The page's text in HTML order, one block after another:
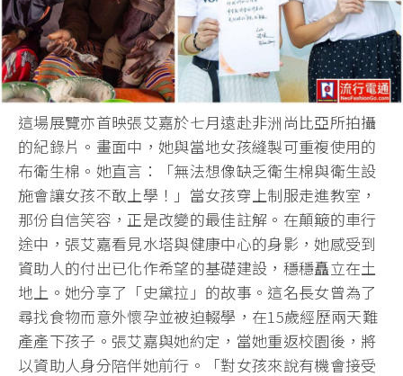
這場展覽亦首映張艾嘉於七月遠赴非洲尚比亞所拍攝
的紀錄片。畫面中，她與當地女孩縫製可重複使用的
布衛生棉。她直言：「無法想像缺乏衛生棉與衛生設
施會讓女孩不敢上學！」當女孩穿上制服走進教室，
那份自信笑容，正是改變的最佳註解。在顛簸的車行
途中，張艾嘉看見水塔與健康中心的身影，她感受到
資助人的付出已化作希望的基礎建設，穩穩矗立在土
地上。她分享了「史黛拉」的故事。這名長女曾為了
尋找食物而意外懷孕並被迫輟學，在15歲經歷兩天難
產產下孩子。張艾嘉與她約定，當她重返校園後，將
以資助人身分陪伴她前行。「對女孩來說有機會接受